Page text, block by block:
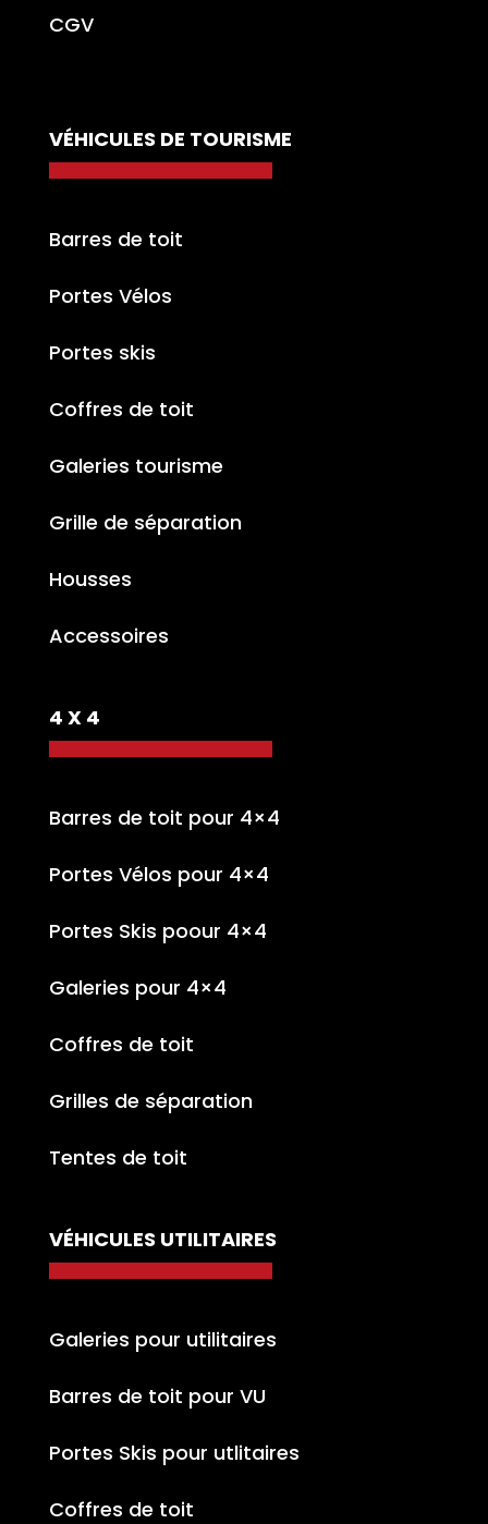
CGV
VÉHICULES DE TOURISME
Barres de toit
Portes Vélos
Portes skis
Coffres de toit
Galeries tourisme
Grille de séparation
Housses
Accessoires
4 X 4
Barres de toit pour 4×4
Portes Vélos pour 4×4
Portes Skis poour 4×4
Galeries pour 4×4
Coffres de toit
Grilles de séparation
Tentes de toit
VÉHICULES UTILITAIRES
Galeries pour utilitaires
Barres de toit pour VU
Portes Skis pour utlitaires
Coffres de toit